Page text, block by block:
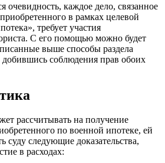
каждое дело, связанное
в рамках целевой
требует участия
С его помощью можно будет
выше способы раздела
добившись соблюдения прав обоих
рассчитывать на получение
по военной ипотеке, ей
суду следующие доказательства,
в расходах: